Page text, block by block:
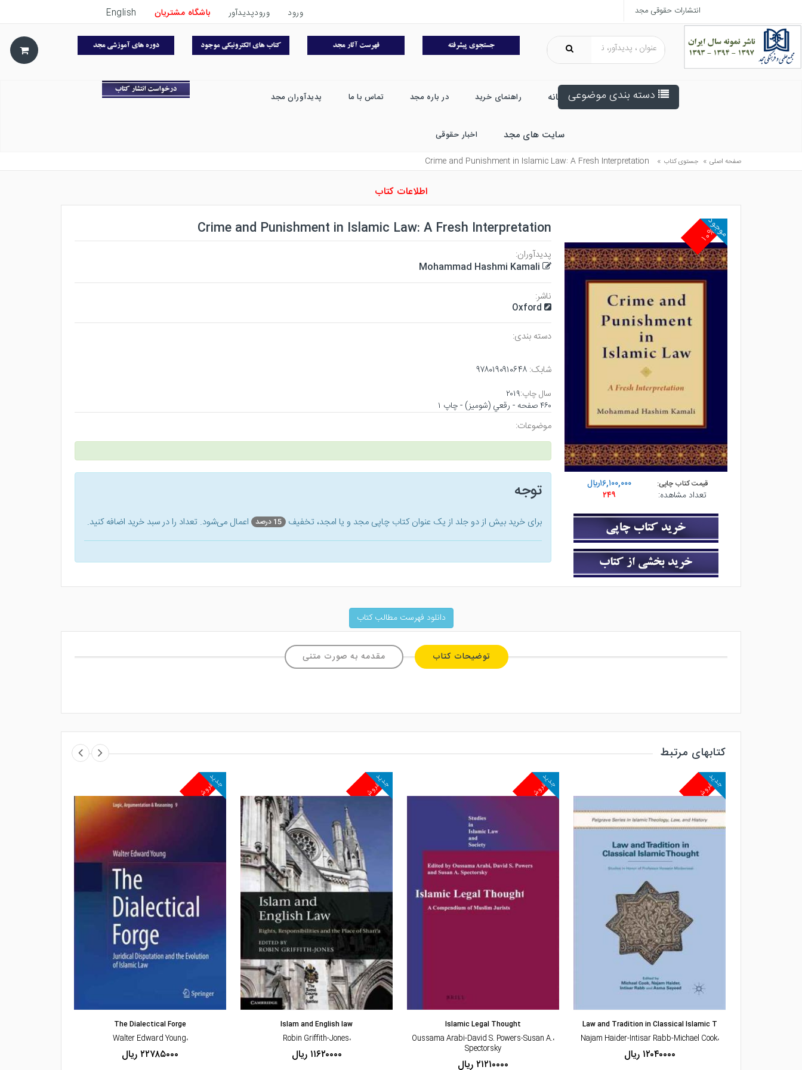
انتشارات حقوقی مجد ورود ورودپدیدآور باشگاه مشتریان English
دسته بندی موضوعی خانه راهنمای خرید در باره مجد تماس با ما پدیدآوران مجد
سایت های مجد اخبار حقوقی
صفحه اصلی » جستوی کتاب »
Crime and Punishment in Islamic Law: A Fresh Interpretation
اطلاعات کتاب
۱۰%
موجود
قیمت کتاب چاپی:
۱۶,۱۰۰,۰۰۰ريال
تعداد مشاهده:
۲۴۹
Crime and Punishment in Islamic Law: A Fresh Interpretation
پدیدآوران:
Mohammad Hashmi Kamali
ناشر:
Oxford
دسته بندی:
شابک:۹۷۸۰۱۹۰۹۱۰۶۴۸
سال چاپ:۲۰۱۹
۴۶۰ صفحه - رقعي (شوميز) - چاپ ۱
موضوعات:
توجه
برای خرید بیش از دو جلد از یک عنوان کتاب‌ چاپی مجد و یا امجد، تخفیف 15 درصد اعمال می‌شود. تعداد را در سبد خرید اضافه کنید.
دانلود فهرست مطالب کتاب
توضیحات کتاب مقدمه به صورت متنی
کتابهای مرتبط
پرفروش
جدید
Law and Tradition in Classical Islamic T
،Najam Haider-Intisar Rabb-Michael Cook
۱۲۰۴۰۰۰۰ ریال
پرفروش
جدید
مشاهده و خرید
Islamic Legal Thought
،Oussama Arabi-David S. Powers-Susan A.
Spectorsky
۲۱۲۱۰۰۰۰ ریال
پرفروش
جدید
مشاهده و خرید
Islam and English law
،Robin Griffith-Jones
۱۱۶۲۰۰۰۰ ریال
پرفروش
جدید
The Dialectical Forge
،Walter Edward Young
۲۲۷۸۵۰۰۰ ریال